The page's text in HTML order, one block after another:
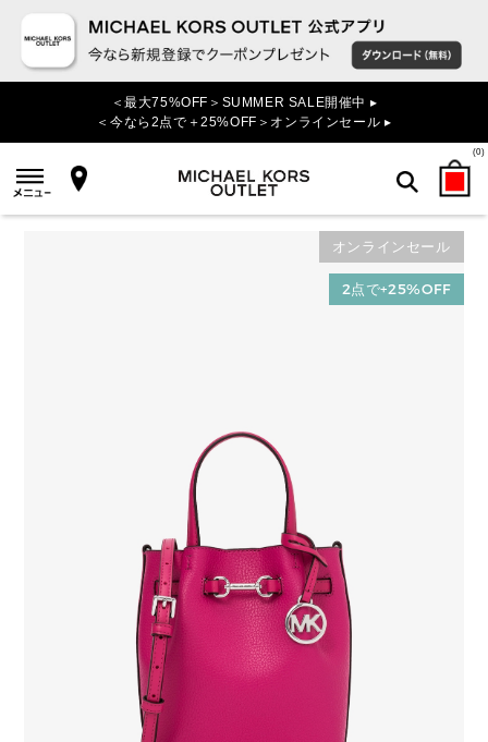
＜最大75%OFF＞SUMMER SALE開催中 ▸
＜今なら2点で＋25%OFF＞オンラインセール ▸
(0)
検索
オンラインセール
2点で+25%OFF